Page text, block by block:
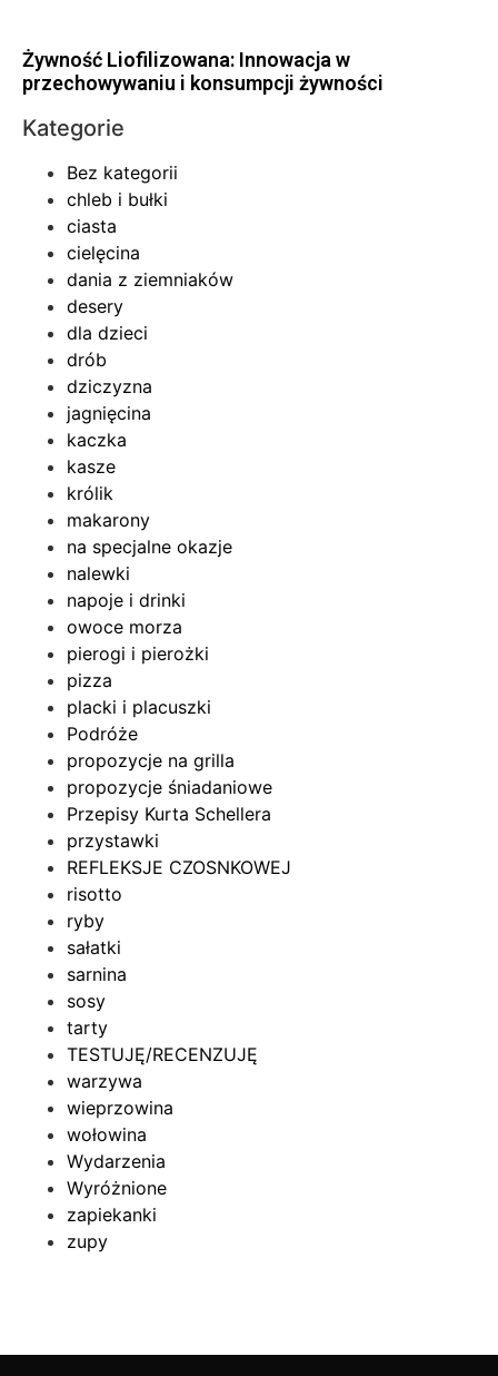
Żywność Liofilizowana: Innowacja w
przechowywaniu i konsumpcji żywności
Kategorie
Bez kategorii
chleb i bułki
ciasta
cielęcina
dania z ziemniaków
desery
dla dzieci
drób
dziczyzna
jagnięcina
kaczka
kasze
królik
makarony
na specjalne okazje
nalewki
napoje i drinki
owoce morza
pierogi i pierożki
pizza
placki i placuszki
Podróże
propozycje na grilla
propozycje śniadaniowe
Przepisy Kurta Schellera
przystawki
REFLEKSJE CZOSNKOWEJ
risotto
ryby
sałatki
sarnina
sosy
tarty
TESTUJĘ/RECENZUJĘ
warzywa
wieprzowina
wołowina
Wydarzenia
Wyróżnione
zapiekanki
zupy